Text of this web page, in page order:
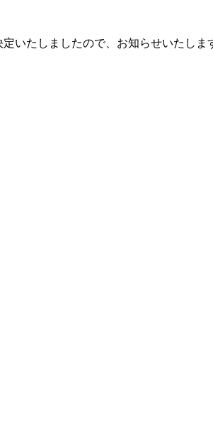
いたしましたので、お知らせいたしま